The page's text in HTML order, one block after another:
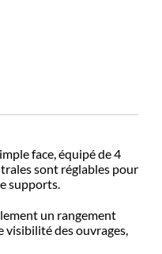
face, équipé de 4
sont réglables pour
supports.
un rangement
visibilité des ouvrages,